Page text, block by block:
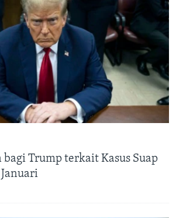
bagi Trump terkait Kasus Suap